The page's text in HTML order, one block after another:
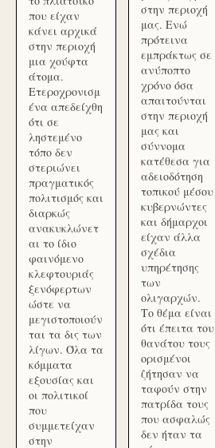
που είχαν
κάνει αρχικά
στην περιοχή
μια χούφτα
άτομα.
Ετεροχρονισμ
ένα απεδείχθη
ότι σε
ληστεμένο
τόπο δεν
στεριώνει
πραγματικός
πολιτισμός και
διαρκώς
ανακυκλώνετ
αι το ίδιο
φαινόμενο
κλεφτουριάς
ξενόφερτων
ώστε να
μεγιστοποιούν
ται τα δις των
λίγων. Όλα τα
κόμματα
εξουσίας και
οι πολιτικοί
που
συμμετείχαν
στην
στην περιοχή
μας. Ενώ
πρότεινα
εμπράκτως σε
ανύποπτο
χρόνο όσα
απαιτούνται
στην περιοχή
μας και
σύννομα
κατέθεσα για
αδειοδότηση
τοπικού μέσου
κυβερνώντες
και δήμαρχοι
είχαν άλλα
σχέδια
υπηρέτησης
των
ολιγαρχών.
Το θέμα είναι
ότι έπειτα του
θανάτου τους
ορισμένοι
ζήτησαν να
ταφούν στην
πατρίδα τους
που ασφαλώς
δεν ήταν τα